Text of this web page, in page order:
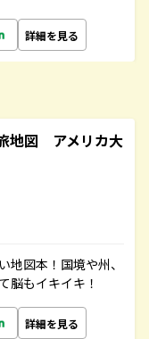
詳細を見る
地図 アメリカ大
地図本！国境や州、
脳もイキイキ！
詳細を見る